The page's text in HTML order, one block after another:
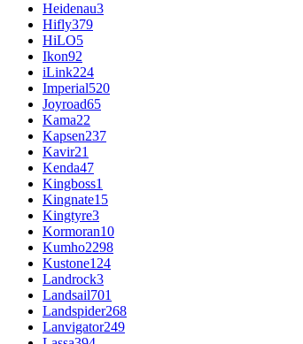
Heidenau3
Hifly379
HiLO5
Ikon92
iLink224
Imperial520
Joyroad65
Kama22
Kapsen237
Kavir21
Kenda47
Kingboss1
Kingnate15
Kingtyre3
Kormoran10
Kumho2298
Kustone124
Landrock3
Landsail701
Landspider268
Lanvigator249